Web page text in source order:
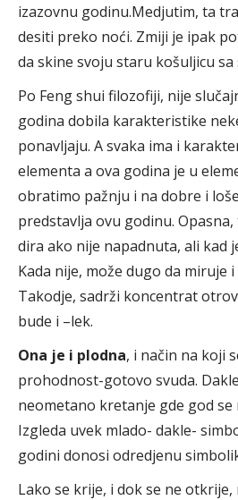
izazovnu godinu.Medjutim, ta
desiti preko noći. Zmiji je ipak
da skine svoju staru košuljicu sa
Po Feng shui filozofiji, nije
godina dobila karakteristike
ponavljaju. A svaka ima i
elementa a ova godina je u
obratimo pažnju i na dobre i
predstavlja ovu godinu.
dira ako nije napadnuta, ali kad
Kada nije, može dugo da miruje
Takodje, sadrži koncentrat
bude i –lek.
Ona je i plodna, i način na koji
prohodnost-gotovo svuda.
neometano kretanje gde god se
Izgleda uvek mlado- dakle-
godini donosi odredjenu
Lako se krije, i dok se ne